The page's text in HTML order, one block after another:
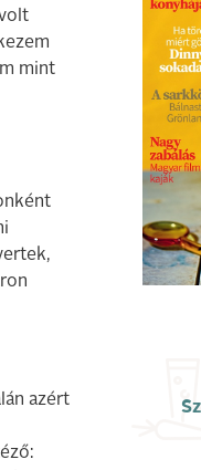
mint
azért